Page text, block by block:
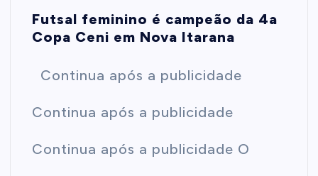
Futsal feminino é campeão da 4a
Copa Ceni em Nova Itarana
Continua após a publicidade
Continua após a publicidade
Continua após a publicidade O